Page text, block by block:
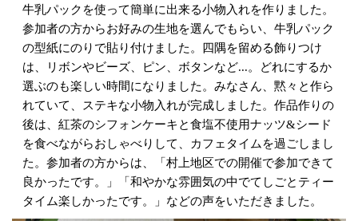
牛乳パックを使って簡単に出来る小物入れを作りました。
参加者の方からお好みの生地を選んでもらい、牛乳パック
の型紙にのりで貼り付けました。四隅を留める飾りつけ
は、リボンやビーズ、ピン、ボタンなど...。どれにするか
選ぶのも楽しい時間になりました。みなさん、黙々と作ら
れていて、ステキな小物入れが完成しました。作品作りの
後は、紅茶のシフォンケーキと食塩不使用ナッツ&シード
を食べながらおしゃべりして、カフェタイムを過ごしまし
た。参加者の方からは、「村上地区での開催で参加できて
良かったです。」「和やかな雰囲気の中でてしごとティー
タイム楽しかったです。」などの声をいただきました。